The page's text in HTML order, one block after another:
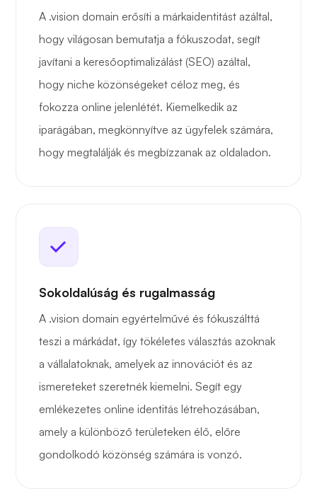
A .vision domain erősíti a márkaidentitást azáltal,
hogy világosan bemutatja a fókuszodat, segít
javítani a keresőoptimalizálást (SEO) azáltal,
hogy niche közönségeket céloz meg, és
fokozza online jelenlétét. Kiemelkedik az
iparágában, megkönnyítve az ügyfelek számára,
hogy megtalálják és megbízzanak az oldaladon.
Sokoldalúság és rugalmasság
A .vision domain egyértelművé és fókuszálttá
teszi a márkádat, így tökéletes választás azoknak
a vállalatoknak, amelyek az innovációt és az
ismereteket szeretnék kiemelni. Segít egy
emlékezetes online identitás létrehozásában,
amely a különböző területeken élő, előre
gondolkodó közönség számára is vonzó.